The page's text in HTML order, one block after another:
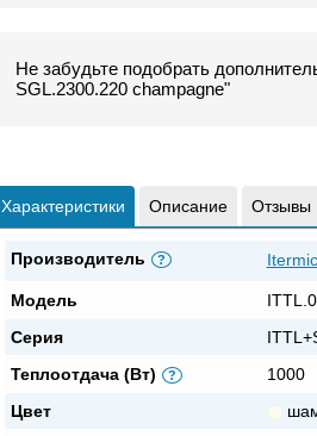
Не забудьте подобрать
SGL.2300.220 champagne"
Характеристики Описание Отзывы
Производитель ? Itermic
Модель
Серия
Теплоотдача (Вт)
?
1000
Цвет